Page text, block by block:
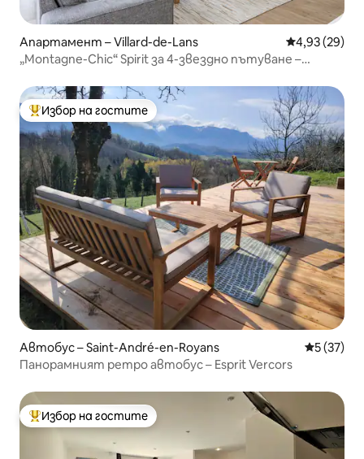
Апартамент – Villard-de-Lans Средна
4,93 (29)
„Montagne-Chic“ Spirit за 4-звездно пътуване –
Най-популярен избор на гостите
Избор на гостите
Автобус – Saint-André-en-Royans Средна
5 (37)
Панорамният ретро автобус – Esprit Vercors
Най-популярен избор на гостите
Избор на гостите